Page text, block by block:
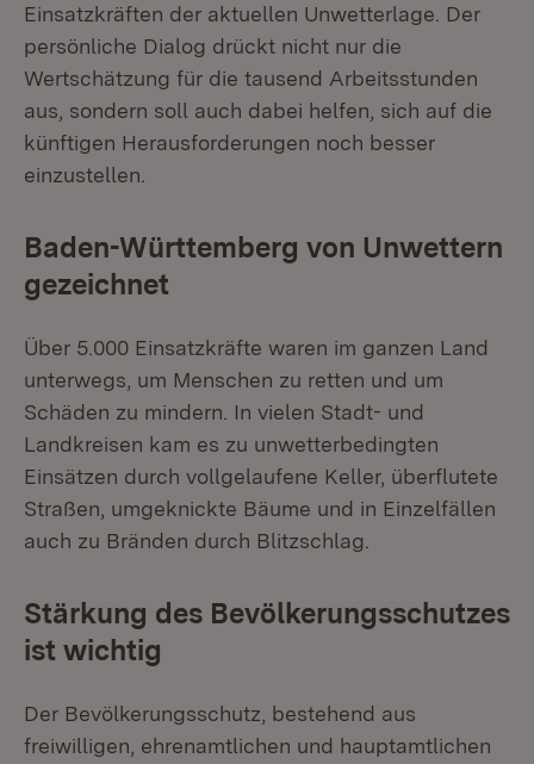
Einsatzkräften der aktuellen Unwetterlage. Der
persönliche Dialog drückt nicht nur die
Wertschätzung für die tausend Arbeitsstunden
aus, sondern soll auch dabei helfen, sich auf die
künftigen Herausforderungen noch besser
einzustellen.
Baden-Württemberg von Unwettern
gezeichnet
Über 5.000 Einsatzkräfte waren im ganzen Land
unterwegs, um Menschen zu retten und um
Schäden zu mindern. In vielen Stadt- und
Landkreisen kam es zu unwetterbedingten
Einsätzen durch vollgelaufene Keller, überflutete
Straßen, umgeknickte Bäume und in Einzelfällen
auch zu Bränden durch Blitzschlag.
Stärkung des Bevölkerungsschutzes
ist wichtig
Der Bevölkerungsschutz, bestehend aus
freiwilligen, ehrenamtlichen und hauptamtlichen